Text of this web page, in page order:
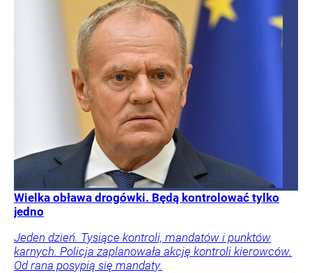
Wielka obława drogówki. Będą kontrolować tylko
jedno
Jeden dzień. Tysiące kontroli, mandatów i punktów
karnych. Policja zaplanowała akcję kontroli kierowców.
Od rana posypią się mandaty.